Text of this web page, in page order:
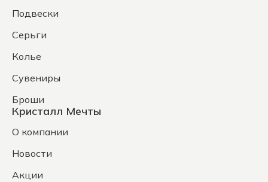
Подвески
Серьги
Колье
Сувениры
Броши
Кристалл Мечты
О компании
Новости
Акции